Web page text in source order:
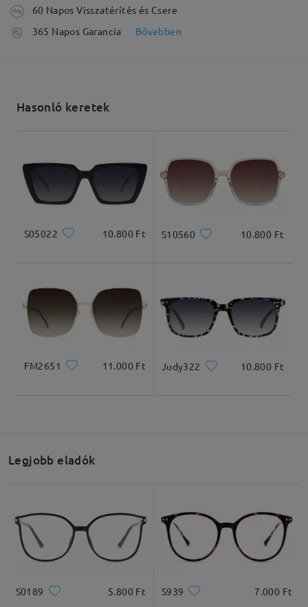
Arcforma:
Szögletes
Archossz:
17.5cm/6.89in
Arcszélesség:
13cm/5.12in
Teljes szélesség
131mm/ 5.16in
Szárhossz
143mm/ 5.63in
Lencseszélesség
Ajánlott arcformák
feldolgozási idő
Kiszállítva
60 Napos Visszatérítés és Csere
365 Napos Garancia
Bővebben
Hasonló keretek
S05022 10.800 Ft S10560 10.800 Ft
FM2651 11.000 Ft Judy322 10.800 Ft
Legjobb eladók
S0189 5.800 Ft S939 7.000 Ft